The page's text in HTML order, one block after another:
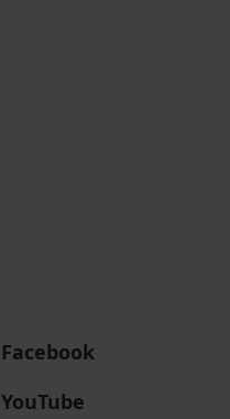
Facebook
YouTube